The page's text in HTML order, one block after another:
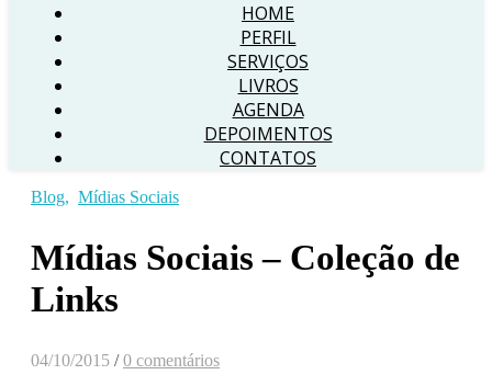
HOME
PERFIL
SERVIÇOS
LIVROS
AGENDA
DEPOIMENTOS
CONTATOS
Blog, Mídias Sociais
Mídias Sociais – Coleção de
Links
04/10/2015 / 0 comentários